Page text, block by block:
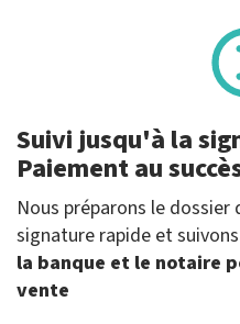
Suivi jusqu'à la
Paiement au
Nous préparons le
signature rapide et
la banque et le notaire
vente